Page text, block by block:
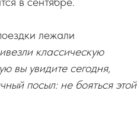
лежали
классическую
вы увидите сегодня,
посыл: не бояться этой